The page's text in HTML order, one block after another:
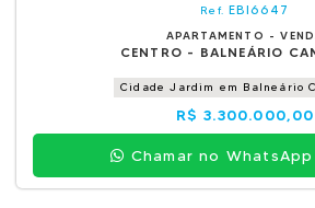
Ref. EBI6647
APARTAMENTO -
CENTRO - BALNEÁRIO
Cidade Jardim em Balneário
R$ 3.300.000,00
Chamar no WhatsApp